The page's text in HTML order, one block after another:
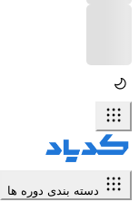
دسته بندی دوره ها